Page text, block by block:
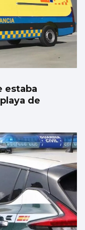
en el
de
estaba
de